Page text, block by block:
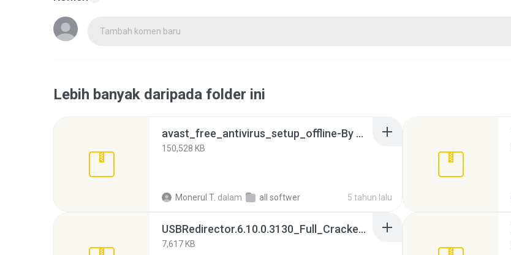
Tambah komen baru
Lebih banyak daripada folder ini
avast_free_antivirus_setup_offline-By monerultelecom.rar
150,528 KB
Monerul T. dalam all softwer 5 tahun lalu
USBRedirector.6.10.0.3130_Full_Cracked-By monerultelecom.rar
7,617 KB